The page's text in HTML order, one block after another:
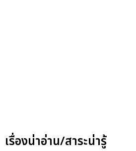
เรื่องน่าอ่าน/สาระน่ารู้